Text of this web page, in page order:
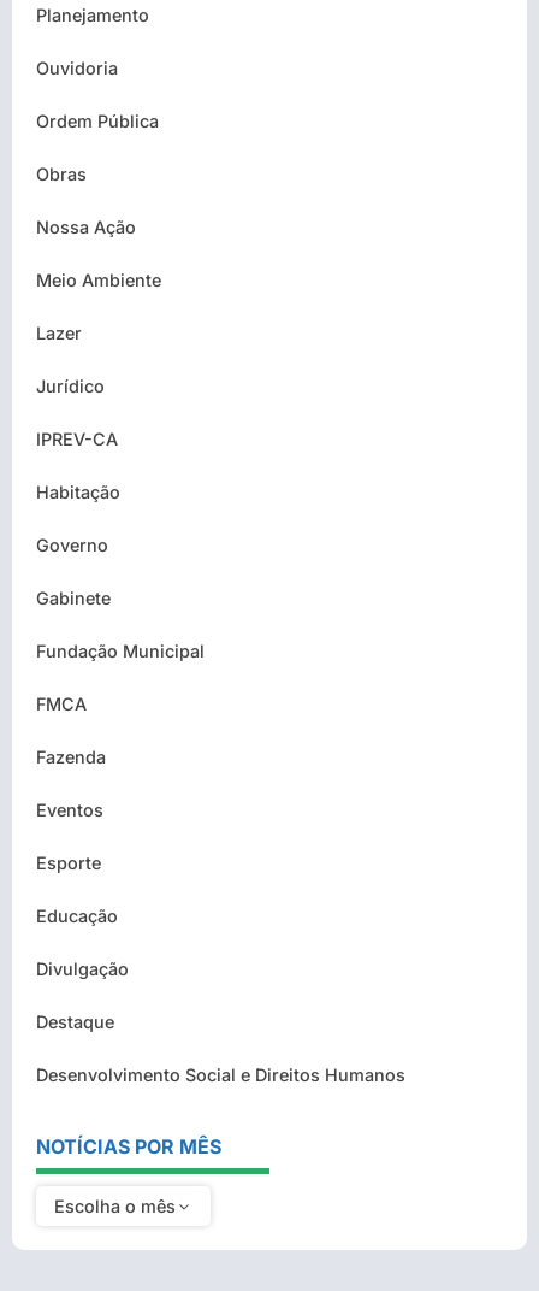
Planejamento
Ouvidoria
Ordem Pública
Obras
Nossa Ação
Meio Ambiente
Lazer
Jurídico
IPREV-CA
Habitação
Governo
Gabinete
Fundação Municipal
FMCA
Fazenda
Eventos
Esporte
Educação
Divulgação
Destaque
Desenvolvimento Social e Direitos Humanos
NOTÍCIAS POR MÊS
Escolha o mês